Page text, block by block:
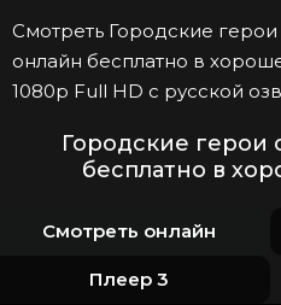
Смотреть Городские герои
онлайн бесплатно в
1080p Full HD с русской
Городские герои
бесплатно в
Смотреть онлайн
Плеер 3